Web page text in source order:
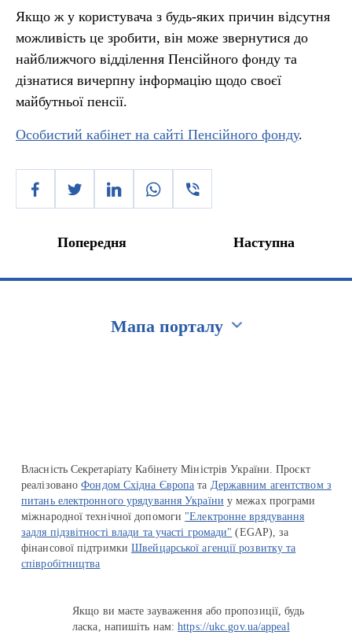
Якщо ж у користувача з будь-яких причин відсутня
можливість це зробити, він може звернутися до
найближчого відділення Пенсійного фонду та
дізнатися вичерпну інформацію щодо своєї
майбутньої пенсії.
Особистий кабінет на сайті Пенсійного фонду.
Попередня Наступна
Мапа порталу
Власність Секретаріату Кабінету Міністрів України. Проєкт
реалізованоФондом Східна Європа та Державним агентством з
питань електронного урядування України у межах програми
міжнародної технічної допомоги "Електронне врядування
задля підзвітності влади та участі громади" (EGAP), за
фінансової підтримкиШвейцарської агенції розвитку та
співробітництва
Якщо ви маєте зауваження або пропозиції, будь
ласка, напишіть нам:https://ukc.gov.ua/appeal